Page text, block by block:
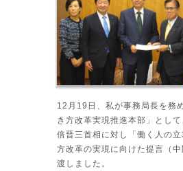
12月19日、私が事務局長を務
き方改革実現推進本部」とし
倍晋三首相に対し「働く人の
方改革の実現に向けた提言（
渡しました。